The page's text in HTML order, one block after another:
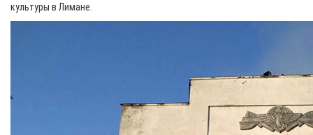
культуры в Лимане.